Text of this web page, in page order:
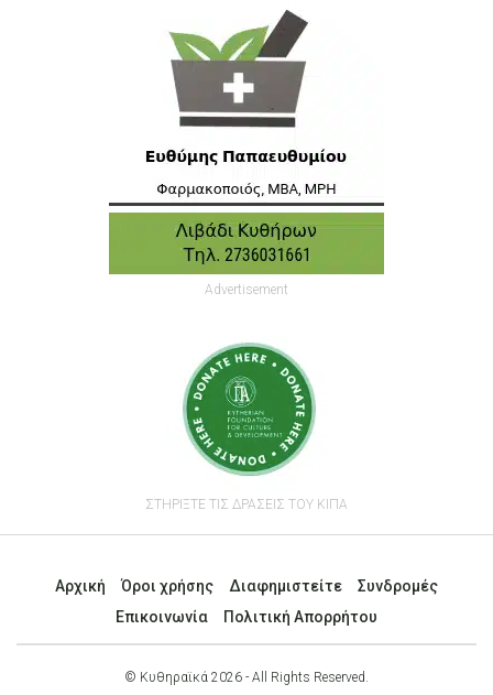
Advertisement
ΣΤΗΡΙΞΤΕ ΤΙΣ ΔΡΑΣΕΙΣ ΤΟΥ ΚΙΠΑ
Αρχική Όροι χρήσης Διαφημιστείτε
Συνδρομές
Επικοινωνία
Πολιτική Απορρήτου
© Κυθηραϊκά 2026 - All Rights Reserved.